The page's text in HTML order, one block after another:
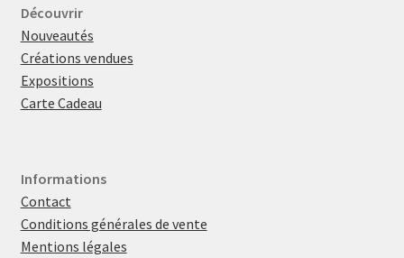
Découvrir
Nouveautés
Créations vendues
Expositions
Carte Cadeau
Informations
Contact
Conditions générales de vente
Mentions légales